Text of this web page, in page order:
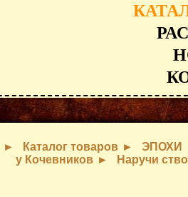
Каталог товаров
ЭПОХИ
у Кочевников
Наручи